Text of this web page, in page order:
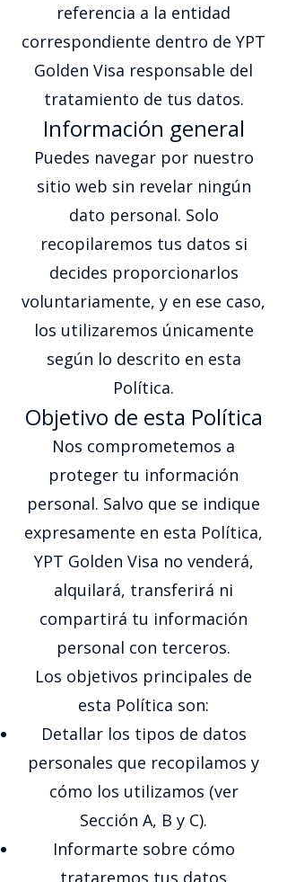
referencia a la entidad
correspondiente dentro de YPT
Golden Visa responsable del
tratamiento de tus datos.
Información general
Puedes navegar por nuestro
sitio web sin revelar ningún
dato personal. Solo
recopilaremos tus datos si
decides proporcionarlos
voluntariamente, y en ese caso,
los utilizaremos únicamente
según lo descrito en esta
Política.
Objetivo de esta Política
Nos comprometemos a
proteger tu información
personal. Salvo que se indique
expresamente en esta Política,
YPT Golden Visa no venderá,
alquilará, transferirá ni
compartirá tu información
personal con terceros.
Los objetivos principales de
esta Política son:
Detallar los tipos de datos
personales que recopilamos y
cómo los utilizamos (ver
Sección A, B y C).
Informarte sobre cómo
trataremos tus datos